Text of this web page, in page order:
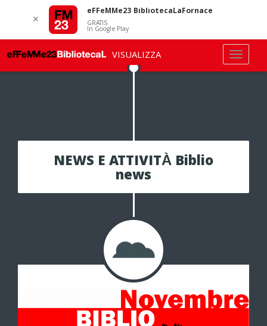
NEWS E ATTIVITÀ Biblio
news
✕
eFFeMMe23 BibliotecaLaFornace
GRATIS
In Google Play
VISUALIZZA